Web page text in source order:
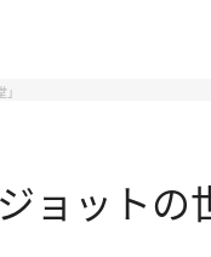
ョット